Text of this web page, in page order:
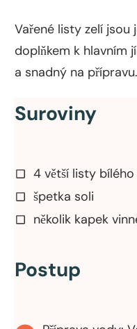
Vařené listy zelí
doplňkem k hlavním
a snadný na přípravu.
Suroviny
4 větší listy bílého
špetka soli
několik kapek
Postup